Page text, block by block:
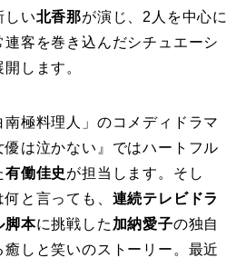
しい北香那が演じ、2人を中心に
客を巻き込んだシチュエーシ
します。
極料理人」のコメディドラマ
は泣かない』ではハートフル
有働佳史 が担当します。そし
と言っても、 連続テレビドラ
脚本に挑戦した 加納愛子の独自
しと笑いのストーリー。最近